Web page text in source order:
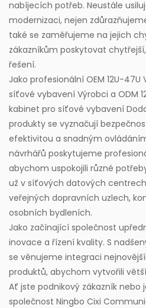
nabíjecích potřeb. Neustále
modernizaci, nejen
také se zaměřujeme na jejich
zákazníkům poskytovat
řešení.
Jako profesionální OEM 12U-
síťové vybavení Výrobci a ODM
kabinet pro síťové vybavení
produkty se vyznačují
efektivitou a snadným
návrhářů poskytujeme
abychom uspokojili různé
už v síťových datových
veřejných dopravních uzlech,
osobních bydleních.
Jako začínající společnost
inovace a řízení kvality. S
se věnujeme integraci
produktů, abychom vytvořili
Ať jste podnikový zákazník nebo
společnost Ningbo Cixi